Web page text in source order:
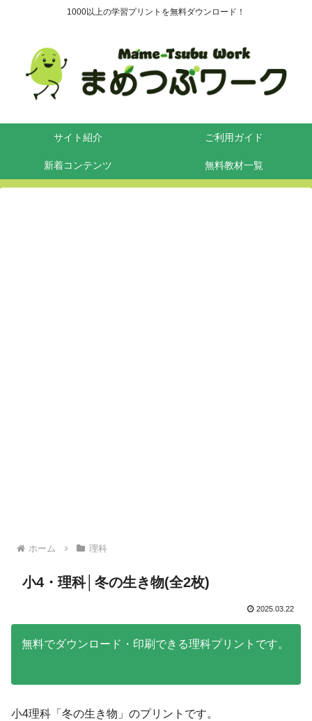
1000以上の学習プリントを無料ダウンロード！
サイト紹介 ご利用ガイド
新着コンテンツ 無料教材一覧
ホーム 理科
小4・理科│冬の生き物(全2枚)
2025.03.22
無料でダウンロード・印刷できる理科プリントです。
小4理科「冬の生き物」のプリントです。